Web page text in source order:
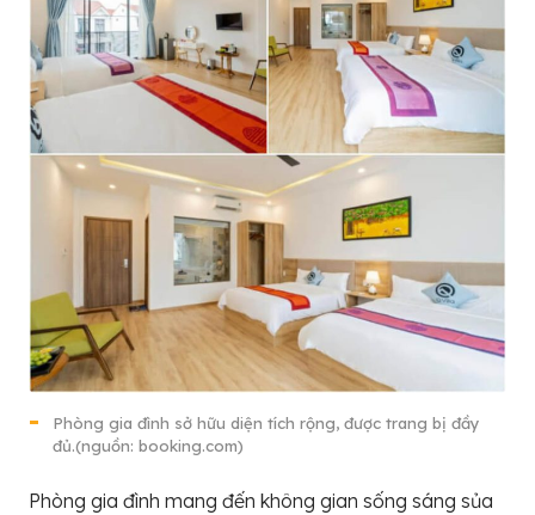
Phòng gia đình sở hữu diện tích rộng, được trang bị đầy
đủ.(nguồn: booking.com)
Phòng gia đình mang đến không gian sống sáng sủa